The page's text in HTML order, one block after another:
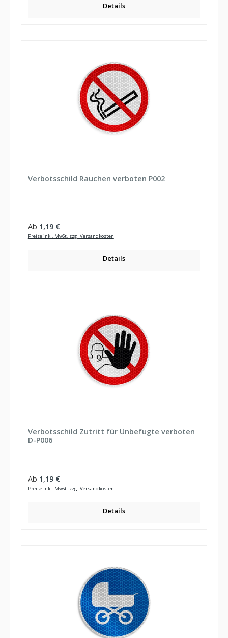
Details
Verbotsschild Rauchen verboten P002
Regulärer Preis:
Ab 1,19 €
Preise inkl. MwSt. zzgl Versandkosten
Details
Verbotsschild Zutritt für Unbefugte verboten
D-P006
Regulärer Preis:
Ab 1,19 €
Preise inkl. MwSt. zzgl Versandkosten
Details